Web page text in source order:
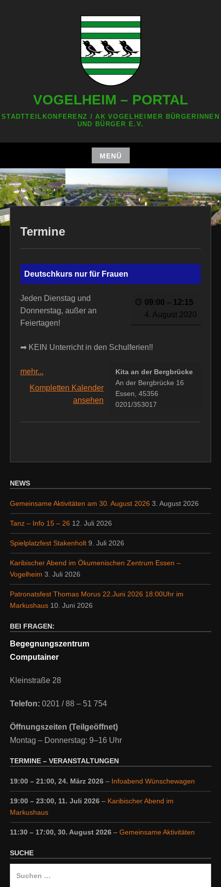
VOGELHEIM – PORTAL
STADTTEILKONFERENZ / AK VOGELHEIMER BÜRGERINNEN
UND BÜRGER E.V.
MENÜ
Zum
Inhalt
springen
Termine
Deutschkurs nur für Frauen
09:00 – 12:15
4. August 2020
Jeden Dienstag und
Donnerstag, außer an
Feiertagen!
➡ KEIN Unterricht in den Schulferien!!
Kita an der Bergbrücke
An der Bergbrücke 16
Essen 45356
0201/353017
mehr...
Kompletten Kalender
ansehen
NEWS
Gemeinsame Aktivitäten am 30. August 2026 3. August 2026
Tanz – Info 15 – 26 12. Juli 2026
Spielplatzfest Stakenholt 9. Juli 2026
Karibischer Abend im Ökumenischen Zentrum Essen –
Vogelheim 3. Juli 2026
Patronatsfest Thomas Morus 22.Juni 2026 18:00Uhr im
Markushaus 10. Juni 2026
BEI FRAGEN:
Begegnungszentrum
Computainer
Kleinstraße 28
Telefon: 0201 / 88 – 51 754
Öffnungszeiten (Teilgeöffnet)
Montag – Donnerstag: 9–16 Uhr
TERMINE – VERANSTALTUNGEN
19:00 – 21:00, 24. März 2026 – Infoabend Wünschewagen
19:00 – 23:00, 11. Juli 2026 – Karibischer Abend im
Markushaus
11:30 – 17:00, 30. August 2026 – Gemeinsame Aktivitäten
SUCHE